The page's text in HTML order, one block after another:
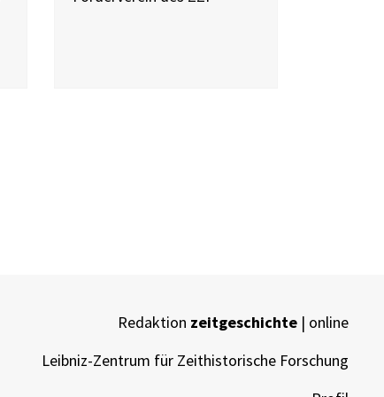
Redaktion zeitgeschichte | online
Leibniz-Zentrum für Zeithistorische Forschung